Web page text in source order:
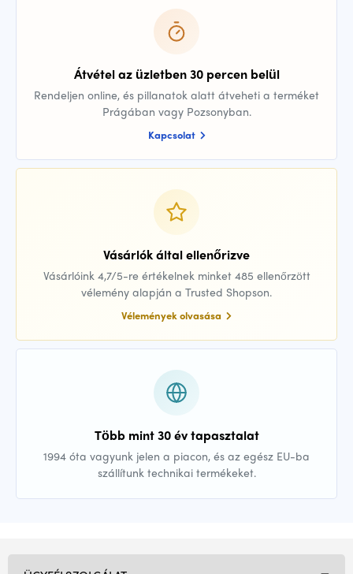
Átvétel az üzletben 30 percen belül
Rendeljen online, és pillanatok alatt átveheti a terméket
Prágában vagy Pozsonyban.
Kapcsolat
Vásárlók által ellenőrizve
Vásárlóink 4,7/5-re értékelnek minket 485 ellenőrzött
vélemény alapján a Trusted Shopson.
Vélemények olvasása
Több mint 30 év tapasztalat
1994 óta vagyunk jelen a piacon, és az egész EU-ba
szállítunk technikai termékeket.